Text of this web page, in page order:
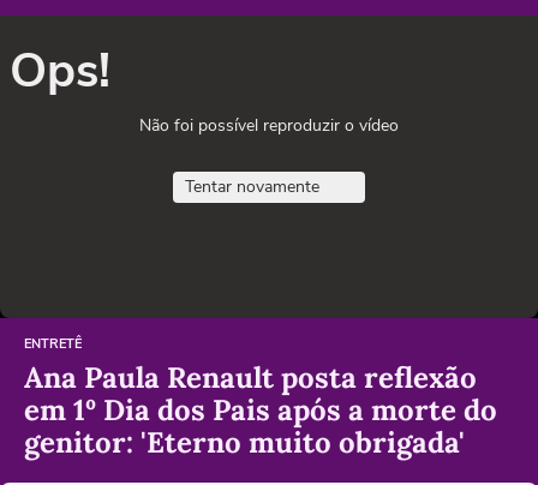
Ops!
Não foi possível reproduzir o vídeo
Tentar novamente
ENTRETÊ
Ana Paula Renault posta reflexão
em 1º Dia dos Pais após a morte do
genitor: 'Eterno muito obrigada'